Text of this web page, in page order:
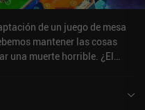
de un juego de mesa
mantener las cosas
una muerte horrible. ¿El
tenemos una tripulación de